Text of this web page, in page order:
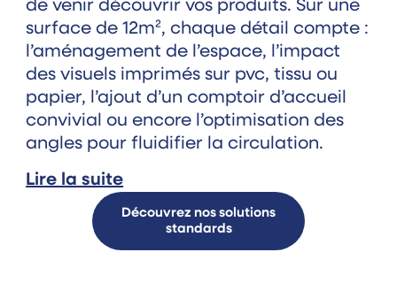
de venir découvrir vos produits. Sur une
surface de 12m², chaque détail compte :
l’aménagement de l’espace, l’impact
des visuels imprimés sur pvc, tissu ou
papier, l’ajout d’un comptoir d’accueil
convivial ou encore l’optimisation des
angles pour fluidifier la circulation.
Lire la suite
Découvrez nos solutions
standards